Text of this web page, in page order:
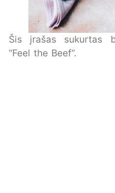
Šis įrašas sukurtas
“Feel the Beef“.